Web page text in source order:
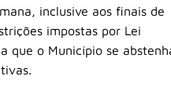
inclusive aos finais de
impostas por Lei
que o Município se